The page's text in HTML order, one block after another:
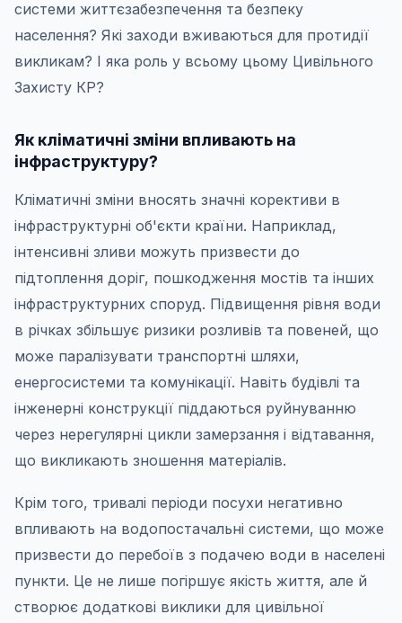
системи життєзабезпечення та безпеку
населення? Які заходи вживаються для протидії
викликам? І яка роль у всьому цьому Цивільного
Захисту КР?
Як кліматичні зміни впливають на
інфраструктуру?
Кліматичні зміни вносять значні корективи в
інфраструктурні об'єкти країни. Наприклад,
інтенсивні зливи можуть призвести до
підтоплення доріг, пошкодження мостів та інших
інфраструктурних споруд. Підвищення рівня води
в річках збільшує ризики розливів та повеней, що
може паралізувати транспортні шляхи,
енергосистеми та комунікації. Навіть будівлі та
інженерні конструкції піддаються руйнуванню
через нерегулярні цикли замерзання і відтавання,
що викликають зношення матеріалів.
Крім того, тривалі періоди посухи негативно
впливають на водопостачальні системи, що може
призвести до перебоїв з подачею води в населені
пункти. Це не лише погіршує якість життя, але й
створює додаткові виклики для цивільної